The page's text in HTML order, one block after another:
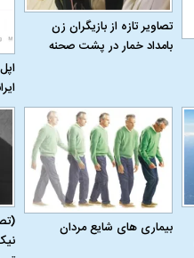
تصاویر تازه از بازیگران زن
بامداد خمار در پشت صحنه
بیماری‌ های شایع مردان